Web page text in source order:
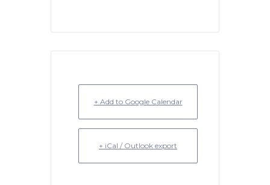
+ Add to Google Calendar
+ iCal / Outlook export